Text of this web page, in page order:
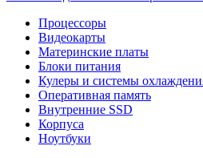
Процессоры
Видеокарты
Материнские платы
Блоки питания
Кулеры и системы
Оперативная память
Внутренние SSD
Корпуса
Ноутбуки